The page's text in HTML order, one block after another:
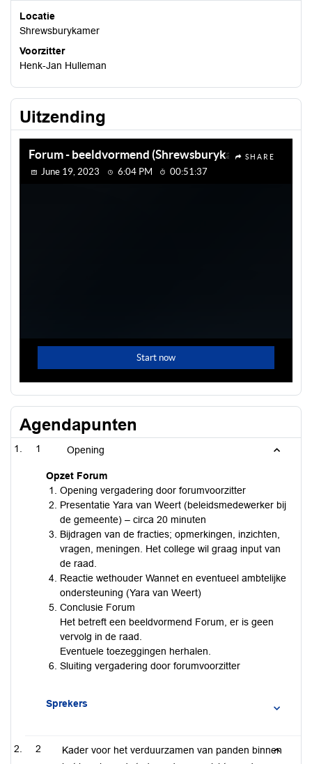
Locatie
Shrewsburykamer
Voorzitter
Henk-Jan Hulleman
Uitzending
Agendapunten
1 Opening
Opzet Forum
Opening vergadering door forumvoorzitter
Presentatie Yara van Weert (beleidsmedewerker bij
de gemeente) – circa 20 minuten
Bijdragen van de fracties; opmerkingen, inzichten,
vragen, meningen. Het college wil graag input van
de raad.
Reactie wethouder Wannet en eventueel ambtelijke
ondersteuning (Yara van Weert)
Conclusie Forum
Het betreft een beeldvormend Forum, er is geen
vervolg in de raad.
Eventuele toezeggingen herhalen.
Sluiting vergadering door forumvoorzitter
Sprekers
2
Kader voor het verduurzamen van panden binnen